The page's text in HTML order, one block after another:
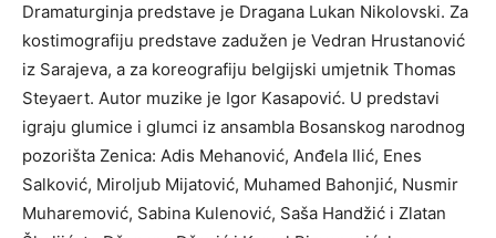
Dramaturginja predstave je Dragana Lukan Nikolovski. Za
kostimografiju predstave zadužen je Vedran Hrustanović
iz Sarajeva, a za koreografiju belgijski umjetnik Thomas
Steyaert. Autor muzike je Igor Kasapović. U predstavi
igraju glumice i glumci iz ansambla Bosanskog narodnog
pozorišta Zenica: Adis Mehanović, Anđela Ilić, Enes
Salković, Miroljub Mijatović, Muhamed Bahonjić, Nusmir
Muharemović, Sabina Kulenović, Saša Handžić i Zlatan